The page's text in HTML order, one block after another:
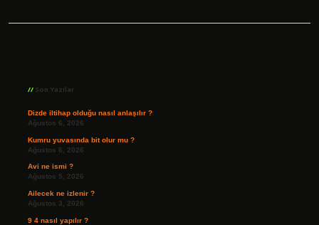
Son Yazılar
Dizde iltihap olduğu nasıl anlaşılır ?
Ağustos 6, 2026
Kumru yuvasında bit olur mu ?
Ağustos 6, 2026
Avi ne ismi ?
Ağustos 5, 2026
Ailecek ne izlenir ?
Ağustos 3, 2026
9 4 nasıl yapılır ?